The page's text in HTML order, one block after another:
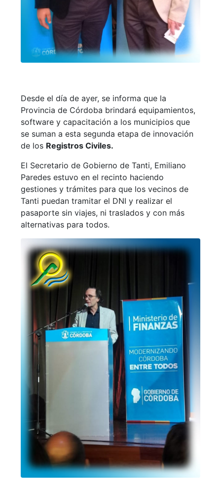
Desde el día de ayer, se informa que la
Provincia de Córdoba brindará equipamientos,
software y capacitación a los municipios que
se suman a esta segunda etapa de innovación
de los Registros Civiles.
El Secretario de Gobierno de Tanti, Emiliano
Paredes estuvo en el recinto haciendo
gestiones y trámites para que los vecinos de
Tanti puedan tramitar el DNI y realizar el
pasaporte sin viajes, ni traslados y con más
alternativas para todos.